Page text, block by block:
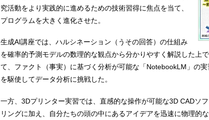
究活動をより実践的に進めるための技術習得に焦点を当て、
プログラムを大きく進化させた。
生成AI講座では、ハルシネーション（うその回答）の仕組み
を確率的予測モデルの数理的な観点から分かりやすく解説した上
て、ファクト（事実）に基づく分析が可能な「NotebookLM」の
を駆使してデータ分析に挑戦した。
一方、3Dプリンター実習では、直感的な操作が可能な3D CADソ
リングに加え、自分たちの頭の中にあるアイデアを迅速に物理的